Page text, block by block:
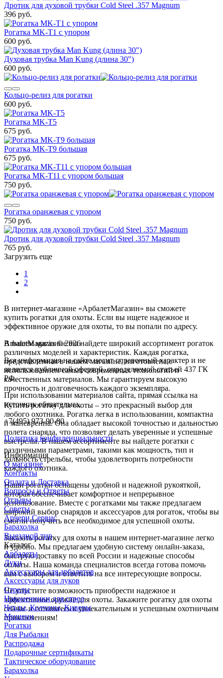
Дротик для духовой трубки Cold Steel .357 Magnum
396 руб.
Рогатка MK-T1 с упором
600 руб.
Духовая трубка Man Kung (длина 30")
600 руб.
Кольцо-релиз для рогатки
600 руб.
Рогатка MK-T5
675 руб.
Рогатка MK-T9 большая
675 руб.
Рогатка MK-T11 с упором большая
750 руб.
Рогатка оранжевая с упором
750 руб.
Дротик для духовой трубки Cold Steel .357 Magnum
765 руб.
Загрузить еще
1
2
В интернет-магазине «АрбалетМагазин» вы сможете
купить рогатки для охоты. Если вы ищете надежное и
эффективное оружие для охоты, то вы попали по адресу.
В нашем магазине вы найдете широкий ассортимент рогаток
различных моделей и характеристик. Каждая рогатка,
представленная в нашем магазине, изготовлена с
использованием самых современных технологий и
качественных материалов. Мы гарантируем высокую
прочность и долговечность каждого экземпляра.
Купить рогатку для охоты – это прекрасный выбор для
любого охотника. Рогатка легка в использовании, компактна
и маневренна. Она обладает высокой точностью и дальностью
полета снаряда, что позволяет делать уверенные и успешные
выстрелы. В нашем ассортименте вы найдете рогатки с
различными параметрами, такими как мощность, тип и
дальность стрельбы, чтобы удовлетворить потребности
каждого охотника.
Наши рогатки оснащены удобной и надежной рукояткой,
которая обеспечивает комфортное и непрерывное
использование. Вместе с рогатками мы также предлагаем
широкий выбор снарядов и аксессуаров для рогаток, чтобы вы
смогли получить все необходимое для успешной охоты.
Заказать рогатку для охоты в нашем интернет-магазине легко
и удобно. Мы предлагаем удобную систему онлайн-заказа,
быструю доставку по всей России и надежные способы
оплаты. Наша команда специалистов всегда готова помочь
вам с выбором и ответить на все интересующие вопросы.
Не упустите возможность приобрести надежное и
эффективное оружие для охоты. Закажите рогатку для охоты
сейчас и готовьтесь к увлекательным и успешным охотничьим
приключениям!
ArbaletMagazin© 2026
Вся информация на сайте носит справочный характер и не
является публичной офертой, определяемой статьей 437 ГК
РФ.
При использовании материалов сайта, прямая ссылка на
источник обязательна.
+7(495) 973-90-80
Политика конфиденциальности
Информация
О магазине
Контакты
Оплата и Доставка
Вопросы и Ответы
Отзывы
Советы
Арчери Сервис
Барахолка
Выездной тир
Каталог
Арбалеты
Луки
Аксессуары для арбалетов
Аксессуары для луков
Стрелы
Наконечники для стрел
Чехлы, Колчаны, Киверы
Мишени
Рогатки
Для Рыбалки
Распродажа
Подарочные сертификаты
Тактическое оборудование
Барахолка